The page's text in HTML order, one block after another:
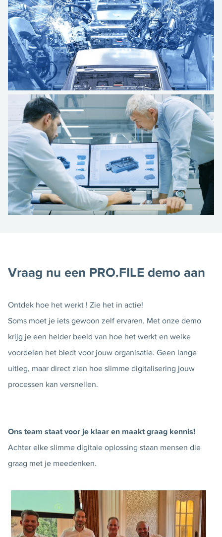
Vraag nu een PRO.FILE demo aan
Ontdek hoe het werkt ! Zie het in actie!
Soms moet je iets gewoon zelf ervaren. Met onze demo
krijg je een helder beeld van hoe het werkt en welke
voordelen het biedt voor jouw organisatie. Geen lange
uitleg, maar direct zien hoe slimme digitalisering jouw
processen kan versnellen.
Ons team staat voor je klaar en maakt graag kennis!
Achter elke slimme digitale oplossing staan mensen die
graag met je meedenken.